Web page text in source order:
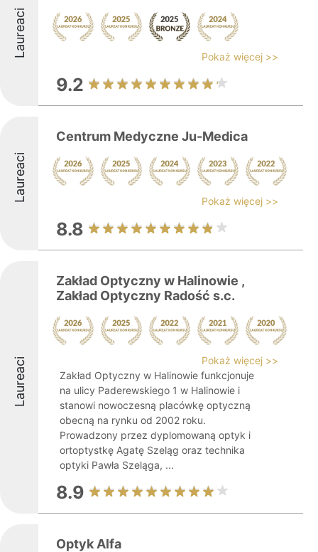
Laureaci Pokaż więcej >>
9.2
Laureaci
Centrum Medyczne Ju-Medica
Pokaż więcej >>
8.8
Laureaci
Zakład Optyczny w Halinowie ,
Zakład Optyczny Radość s.c.
Pokaż więcej >>
Zakład Optyczny w Halinowie funkcjonuje
na ulicy Paderewskiego 1 w Halinowie i
stanowi nowoczesną placówkę optyczną
obecną na rynku od 2002 roku.
Prowadzony przez dyplomowaną optyk i
ortoptystkę Agatę Szeląg oraz technika
optyki Pawła Szeląga, ...
8.9
Optyk Alfa